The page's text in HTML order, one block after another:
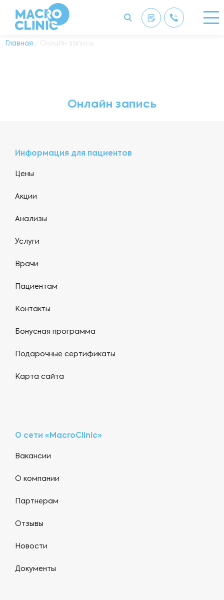
Главная / Онлайн запись
Онлайн запись
Информация для пациентов
Цены
Акции
Анализы
Услуги
Врачи
Пациентам
Контакты
Бонусная программа
Подарочные сертификаты
Карта сайта
О сети «MacroClinic»
Вакансии
О компании
Партнерам
Отзывы
Новости
Документы